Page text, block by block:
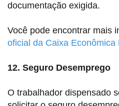
documentação exigida.
Você pode encontrar mais
oficial da Caixa Econômica
12. Seguro Desemprego
O trabalhador dispensado